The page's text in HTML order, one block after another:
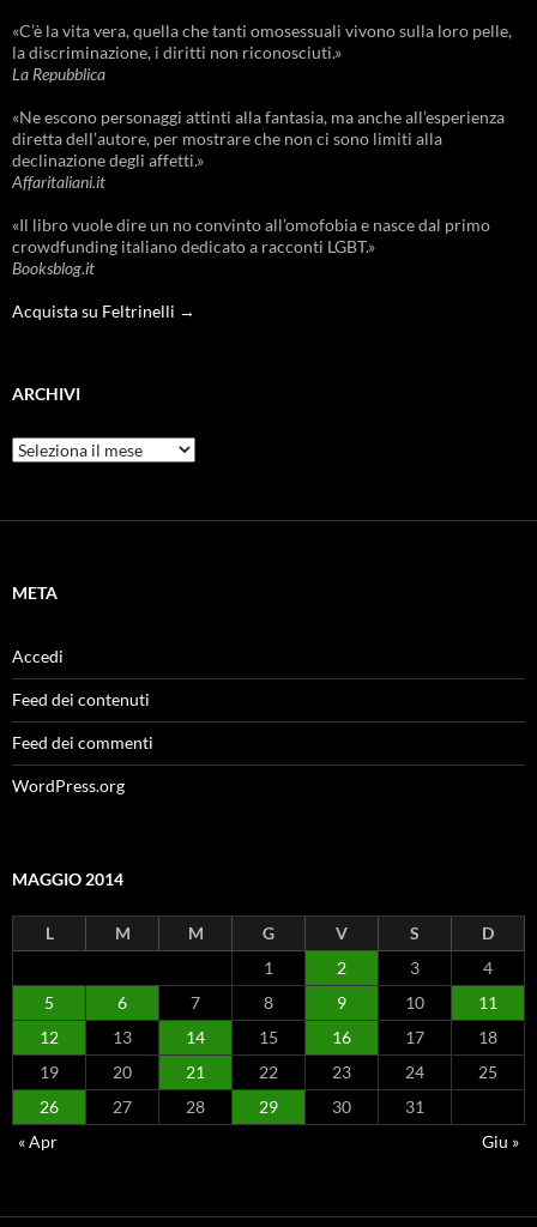
«C’è la vita vera, quella che tanti omosessuali vivono sulla loro pelle,
la discriminazione, i diritti non riconosciuti.»
La Repubblica
«Ne escono personaggi attinti alla fantasia, ma anche all’esperienza
diretta dell’autore, per mostrare che non ci sono limiti alla
declinazione degli affetti.»
Affaritaliani.it
«Il libro vuole dire un no convinto all’omofobia e nasce dal primo
crowdfunding italiano dedicato a racconti LGBT.»
Booksblog.it
Acquista su Feltrinelli →
ARCHIVI
Archivi
META
Accedi
Feed dei contenuti
Feed dei commenti
WordPress.org
MAGGIO 2014
L M M G V S
D
1
2 3
4
5
6 7 8 9 10
11
12
13 14 15 16 17
18
19
20 21 22 23 24
25
26
27 28 29 30
31
« Apr
Giu »